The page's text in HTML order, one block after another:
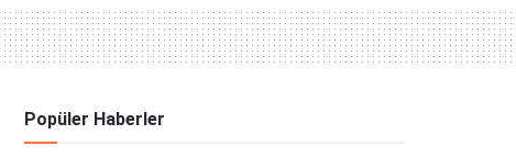
Popüler Haberler